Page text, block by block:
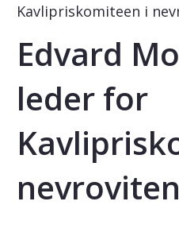
Kavlipriskomiteen i
Edvard
leder for